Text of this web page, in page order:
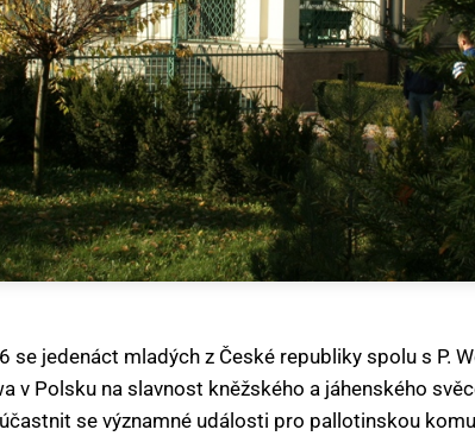
se jedenáct mladých z České republiky spolu s P.
v Polsku na slavnost kněžského a jáhenského
se významné události pro pallotinskou